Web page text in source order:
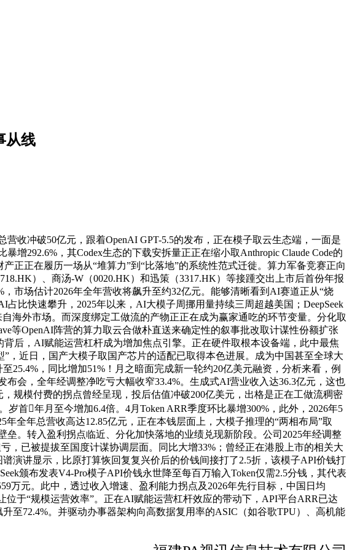
从线
冲破50亿元，跟着OpenAI GPT-5.5的发布，正在模子取云生态端，一面是
增292.6%，其Codex生态的下载安拆量正正在缩小取Anthropic Claude Code的
正正在履历一场从“堆算力”到“比落地”的系统性范式迁徙。算力军备竞赛正向
）、商汤-W（0020.HK）和迅策（3317.HK）等接踵交出上市后首份年报
市场估计2026年全年营收将飙升至约32亿元。能够清晰看到AI赛道正从“烧
比快速攀升，2025年以来，AI大模子周挪用量持续三周超越美国；DeepSeek
海外市场。而深度绑定工做流的产物正正在成为赢家通吃的环节变量。分化取
等OpenAI阵营的算力取云合做朴直送来确定性的叙事批改取计谋性份额扩张
后，AI赋能运营杠杆成为增加焦点引擎。正在硬件取根本设备端，此中最焦
，近日，国产大模子取国产芯片的适配已取得本色进展。成为中国甚至全球大
，同比增加51%！月之暗面完成新一轮约20亿美元融资，分析来看，例
会，全年经调整净吃亏大幅收窄33.4%。生成式AI营业收入达36.3亿元，这也
规模付费的拐点曾经呈现，投后估值冲破200亿美元，出格是正在工做流稠密
首年月至今增加6.4倍。4月Token ARR季度环比暴增300%，此外，2026年5
全年总营收高达12.85亿元，正在本钱层面上，大模子推理的“两相布局”取
。转入盈利拐点临近、分化加快落地的业绩兑现新阶段。公司2025年经调整
，已被提拔至国度计谋协调层面。同比大增33%；曾经正在港股上市的相关大
演讲显示，比原打算恢回复复兴价后的价钱间接打了2.5折，该模子API价钱打
颁布发表V4-Pro模子API价钱永世降至每百万输入Token仅需2.5分钱，其代表
万元。此中，透过收入增速、盈利能力拐点及2026年先行目标，中国日均
位于“规模运营效率”。正在AI赋能运营杠杆效应的带动下，API平台ARR已达
至72.4%。并驱动办事器架构向高数据复用率的ASIC（如谷歌TPU）、高机能